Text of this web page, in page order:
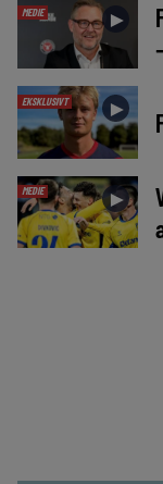
MEDIE ►
EKSKLUSIVT ►
MEDIE ►